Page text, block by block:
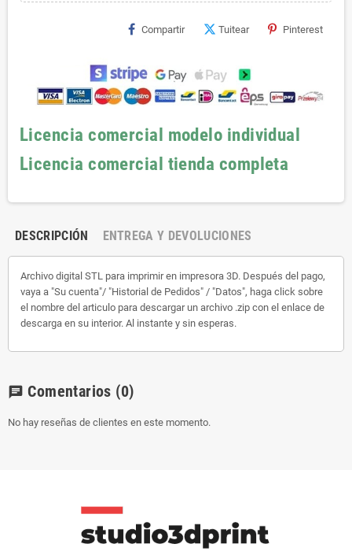
Compartir Tuitear Pinterest
Licencia comercial modelo individual
Licencia comercial tienda completa
DESCRIPCIÓN ENTREGA Y DEVOLUCIONES
Archivo digital STL para imprimir en impresora 3D. Después del pago,
vaya a "Su cuenta"/ "Historial de Pedidos" / "Datos", haga click sobre
el nombre del articulo para descargar un archivo .zip con el enlace de
descarga en su interior. Al instante y sin esperas.
chat Comentarios (0)
No hay reseñas de clientes en este momento.